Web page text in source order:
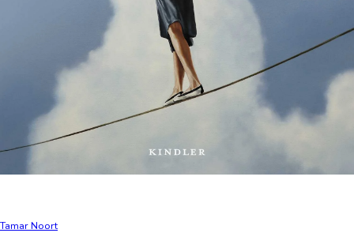
Tamar Noort